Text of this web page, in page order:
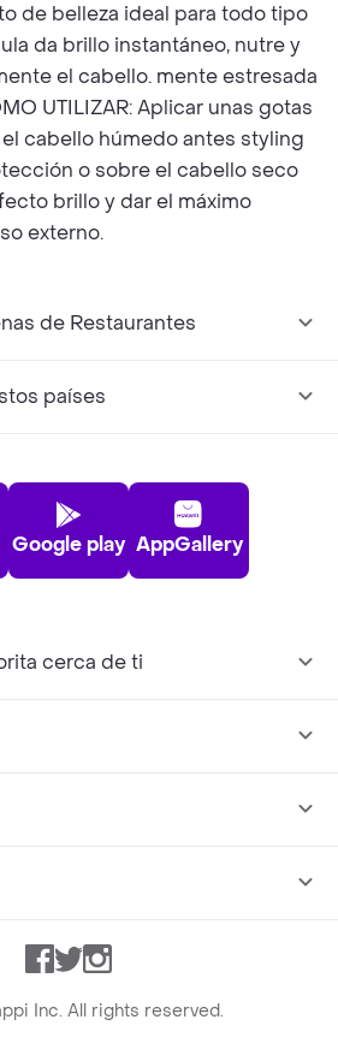
de belleza ideal para todo tipo
da brillo instantáneo, nutre y
el cabello. mente estresada
UTILIZAR: Aplicar unas gotas
cabello húmedo antes styling
o sobre el cabello seco
brillo y dar el máximo
externo.
de Restaurantes
países
Google play AppGallery
cerca de ti
Facebook
TwitterInstagram
Inc. All rights reserved.